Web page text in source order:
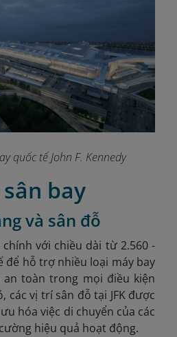
quốc tế John F. Kennedy
bay
và sân đỗ
chính với chiều dài từ 2.560 -
để hỗ trợ nhiều loại máy bay
an toàn trong mọi điều kiện
các vị trí sân đỗ tại JFK được
hóa việc di chuyển của các
hiệu quả hoạt động.